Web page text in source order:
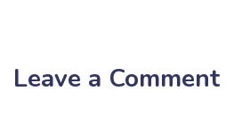
Leave a Comment